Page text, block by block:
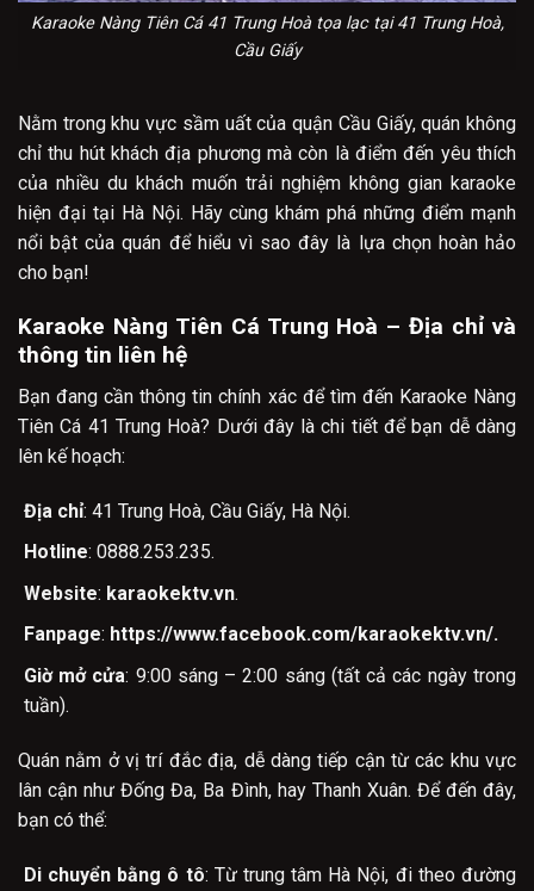
Karaoke Nàng Tiên Cá 41 Trung Hoà tọa lạc tại 41 Trung Hoà,
Cầu Giấy
Nằm trong khu vực sầm uất của quận Cầu Giấy, quán không
chỉ thu hút khách địa phương mà còn là điểm đến yêu thích
của nhiều du khách muốn trải nghiệm không gian karaoke
hiện đại tại Hà Nội. Hãy cùng khám phá những điểm mạnh
nổi bật của quán để hiểu vì sao đây là lựa chọn hoàn hảo
cho bạn!
Karaoke Nàng Tiên Cá Trung Hoà – Địa chỉ và
thông tin liên hệ
Bạn đang cần thông tin chính xác để tìm đến Karaoke Nàng
Tiên Cá 41 Trung Hoà? Dưới đây là chi tiết để bạn dễ dàng
lên kế hoạch:
Địa chỉ: 41 Trung Hoà, Cầu Giấy, Hà Nội.
Hotline: 0888.253.235.
Website: karaokektv.vn.
Fanpage: https://www.facebook.com/karaokektv.vn/.
Giờ mở cửa: 9:00 sáng – 2:00 sáng (tất cả các ngày trong
tuần).
Quán nằm ở vị trí đắc địa, dễ dàng tiếp cận từ các khu vực
lân cận như Đống Đa, Ba Đình, hay Thanh Xuân. Để đến đây,
bạn có thể:
Di chuyển bằng ô tô: Từ trung tâm Hà Nội, đi theo đường